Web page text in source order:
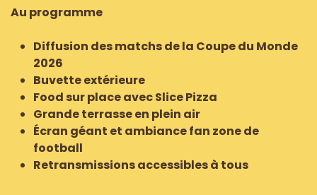
Au programme
Diffusion des matchs de la Coupe du Monde
2026
Buvette extérieure
Food sur place avec Slice Pizza
Grande terrasse en plein air
Écran géant et ambiance fan zone de
football
Retransmissions accessibles à tous